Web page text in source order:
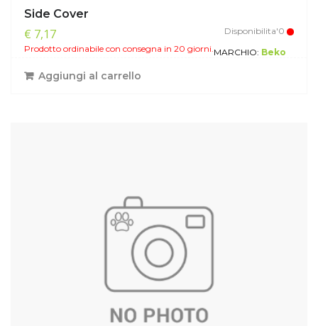
Side Cover
€ 7,17
Disponibilita'0
Prodotto ordinabile con consegna in 20 giorni.MARCHIO: Beko
Aggiungi al carrello